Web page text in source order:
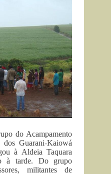
do Acampamento
dos Guarani-Kaiowá
à Aldeia Taquara
à tarde. Do grupo
militantes de